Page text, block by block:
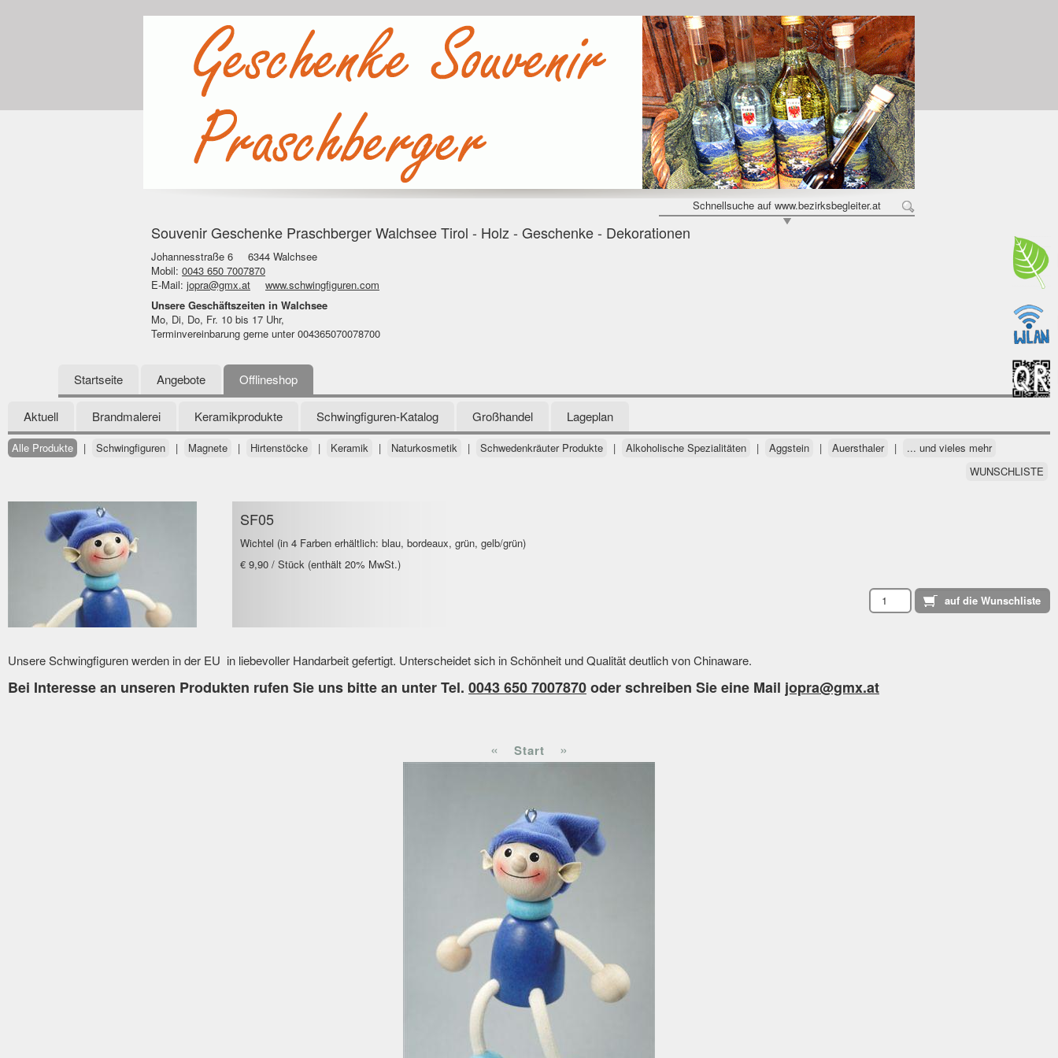
Schnellsuche auf www.bezirksbegleiter.at
Souvenir Geschenke Praschberger Walchsee Tirol - Holz - Geschenke - Dekorationen
Johannesstraße 6
6344 Walchsee
Mobil: 0043 650 7007870
E-Mail: jopra@gmx.at
www.schwingfiguren.com
Unsere Geschäftszeiten in Walchsee
Mo, Di, Do, Fr. 10 bis 17 Uhr,
Terminvereinbarung gerne unter 004365070078700
Startseite Angebote Offlineshop
Aktuell Brandmalerei Keramikprodukte Schwingfiguren-Katalog Großhandel Lageplan
Alle Produkte | Schwingfiguren | Magnete | Hirtenstöcke | Keramik | Naturkosmetik | Schwedenkräuter Produkte | Alkoholische Spezialitäten | Aggstein | Auersthaler |
... und vieles mehr
WUNSCHLISTE
SF05
Wichtel (in 4 Farben erhältlich: blau, bordeaux, grün, gelb/grün)
€ 9,90 / Stück (enthält 20% MwSt.)
Unsere Schwingfiguren werden in der EU in liebevoller Handarbeit gefertigt. Unterscheidet sich in Schönheit und Qualität deutlich von Chinaware.
Bei Interesse an unseren Produkten rufen Sie uns bitte an unter Tel. 0043 650 7007870oder schreiben Sie eine Mail jopra@gmx.at
« Start »